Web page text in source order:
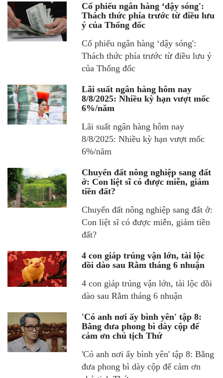
Cổ phiếu ngân hàng ‘dậy sóng':
Thách thức phía trước từ điều lưu
ý của Thống đốc
Cổ phiếu ngân hàng ‘dậy sóng':
Thách thức phía trước từ điều lưu ý
của Thống đốc
Lãi suất ngân hàng hôm nay
8/8/2025: Nhiều kỳ hạn vượt mốc
6%/năm
Lãi suất ngân hàng hôm nay
8/8/2025: Nhiều kỳ hạn vượt mốc
6%/năm
Chuyển đất nông nghiệp sang đất
ở: Con liệt sĩ có được miễn, giảm
tiền đất?
Chuyển đất nông nghiệp sang đất ở:
Con liệt sĩ có được miễn, giảm tiền
đất?
4 con giáp trúng vận lớn, tài lộc
dồi dào sau Rằm tháng 6 nhuận
4 con giáp trúng vận lớn, tài lộc dồi
dào sau Rằm tháng 6 nhuận
'Có anh nơi ấy bình yên' tập 8:
Bằng đưa phong bì dày cộp để
cảm ơn chủ tịch Thứ
'Có anh nơi ấy bình yên' tập 8: Bằng
đưa phong bì dày cộp để cảm ơn